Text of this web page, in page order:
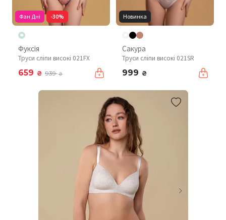
Фан Дні -30%
Фуксія
Труси сліпи високі 021FX
659 ₴ 939₴
Новинка
Сакура
Труси сліпи високі 021SR
999 ₴